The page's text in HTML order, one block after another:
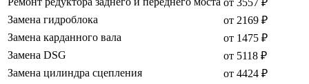
от 3557 ₽
Замена гидроблока
от 2169 ₽
Замена карданного вала
от 1475 ₽
Замена DSG
от 5118 ₽
Замена цилиндра сцепления
от 4424 ₽